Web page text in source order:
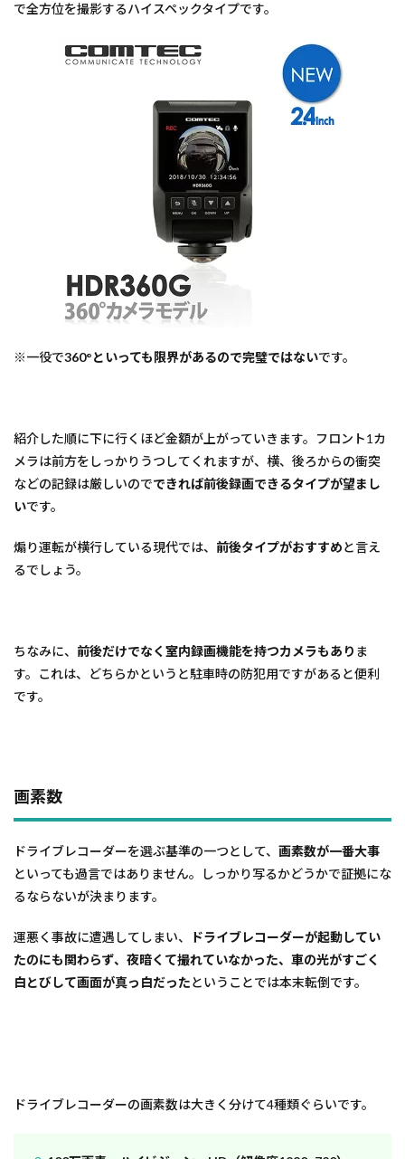
で全方位を撮影するハイスペックタイプです。
※一役で360°といっても限界があるので完璧ではないです。
紹介した順に下に行くほど金額が上がっていきます。フロント1カ
メラは前方をしっかりうつしてくれますが、横、後ろからの衝突
などの記録は厳しいのでできれば前後録画できるタイプが望まし
いです。
煽り運転が横行している現代では、 前後タイプがおすすめと言え
るでしょう。
ちなみに、 前後だけでなく室内録画機能を持つカメラもあり ま
す。これは、どちらかというと駐車時の防犯用ですがあると便利
です。
画素数
ドライブレコーダーを選ぶ基準の一つとして、 画素数が一番大事
といっても過言ではありません。しっかり写るかどうかで証拠にな
るならないが決まります。
運悪く事故に遭遇してしまい、
ドライブレコーダーが起動してい
たのにも関わらず、夜暗くて撮れていなかった、車の光がすごく
白とびして画面が真っ白だったということでは本末転倒です。
ドライブレコーダーの画素数は大きく分けて4種類ぐらいです。